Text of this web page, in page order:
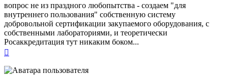
вопрос не из праздного любопытства - создаем "для
внутреннего пользования" собственную систему
добровольной сертификации закупаемого оборудования, с
собственными лабораториями, и теоретически
Росаккредитация тут никаким боком...
началу